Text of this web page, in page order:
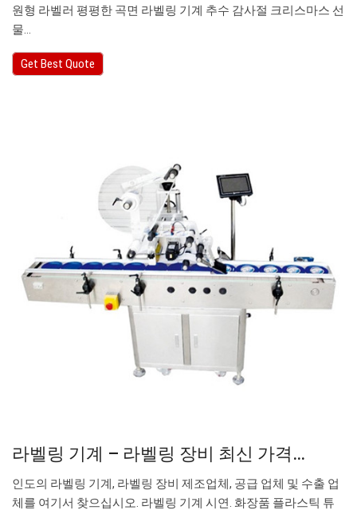
원형 라벨러 평평한 곡면 라벨링 기계 추수 감사절 크리스마스 선
물…
Get Best Quote
라벨링 기계 – 라벨링 장비 최신 가격…
인도의 라벨링 기계, 라벨링 장비 제조업체, 공급 업체 및 수출 업
체를 여기서 찾으십시오. 라벨링 기계 시연. 화장품 플라스틱 튜